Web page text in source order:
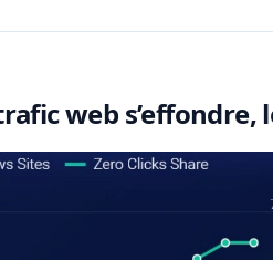
web s’effondre,